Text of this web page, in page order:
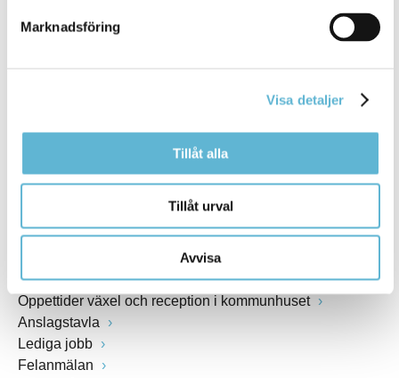
Marknadsföring
Visa detaljer
Tillåt alla
Tillåt urval
Avvisa
Box 18, 295 21 Bromölla
Fax: 0456-82 22 00
Öppettider växel och reception i kommunhuset
Anslagstavla
Lediga jobb
Felanmälan